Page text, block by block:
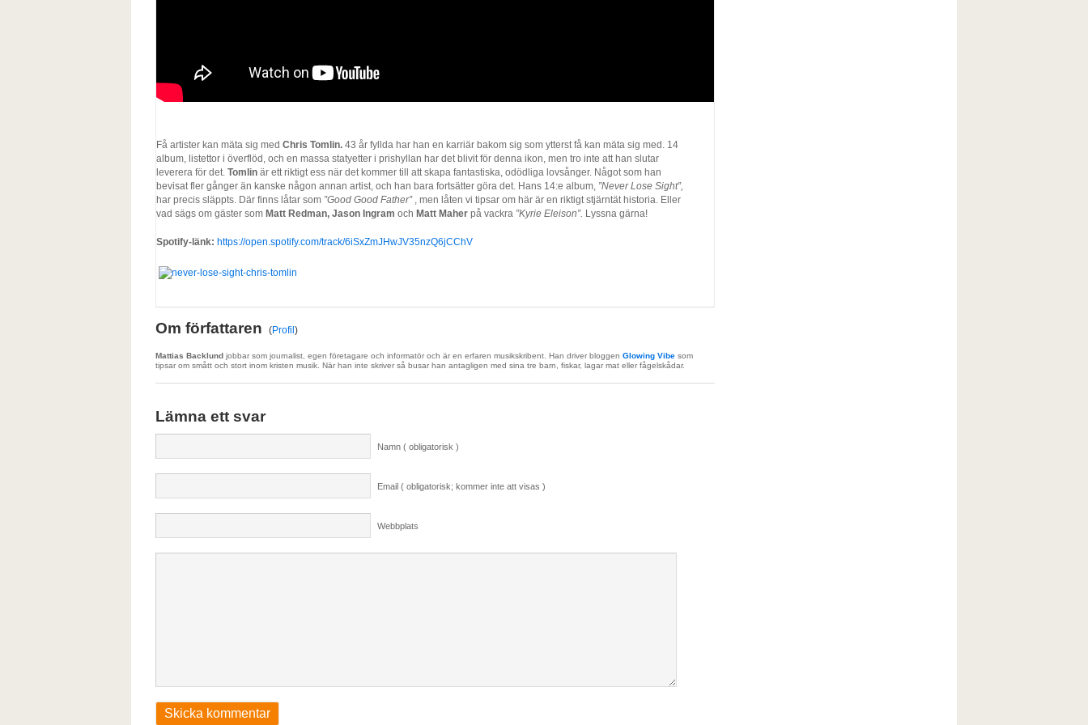
Få artister kan mäta sig med Chris Tomlin. 43 år fyllda har han en karriär bakom sig som ytterst få kan mäta sig med. 14
album, listettor i överflöd, och en massa statyetter i prishyllan har det blivit för denna ikon, men tro inte att han slutar
leverera för det. Tomlin är ett riktigt ess när det kommer till att skapa fantastiska, odödliga lovsånger. Något som han
bevisat fler gånger än kanske någon annan artist, och han bara fortsätter göra det. Hans 14:e album, ”Never Lose Sight”,
har precis släppts. Där finns låtar som ”Good Good Father” , men låten vi tipsar om här är en riktigt stjärntät historia. Eller
vad sägs om gäster som Matt Redman, Jason Ingram och Matt Maher på vackra ”Kyrie Eleison”. Lyssna gärna!
Spotify-länk: https://open.spotify.com/track/6iSxZmJHwJV35nzQ6jCChV
Om författaren (Profil)
Mattias Backlund jobbar som journalist, egen företagare och informatör och är en erfaren musikskribent. Han driver bloggen Glowing Vibe som
tipsar om smått och stort inom kristen musik. När han inte skriver så busar han antagligen med sina tre barn, fiskar, lagar mat eller fågelskådar.
Lämna ett svar
Namn ( obligatorisk )
Email ( obligatorisk; kommer inte att visas )
Webbplats